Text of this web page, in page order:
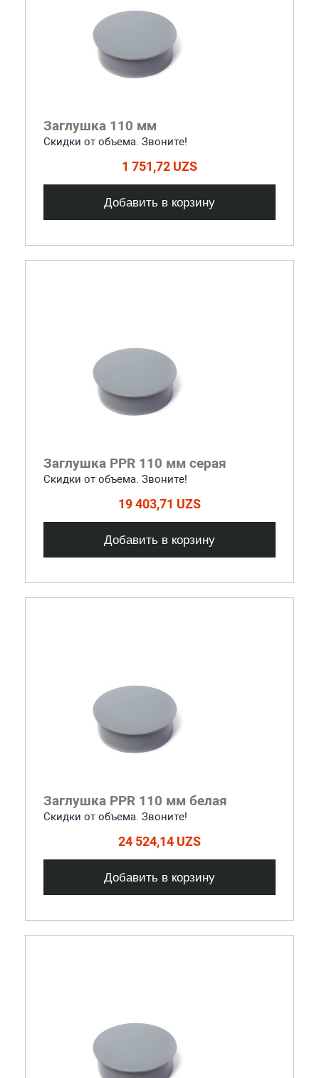
Заглушка 110 мм
Скидки от объема. Звоните!
1 751,72 UZS
Добавить в корзину
Заглушка PPR 110 мм серая
Скидки от объема. Звоните!
19 403,71 UZS
Добавить в корзину
Заглушка PPR 110 мм белая
Скидки от объема. Звоните!
24 524,14 UZS
Добавить в корзину